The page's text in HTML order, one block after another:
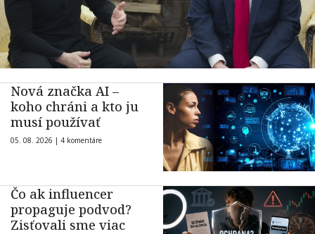
Nová značka AI –
koho chráni a kto ju
musí používať
05. 08. 2026 | 4 komentáre
Čo ak influencer
propaguje podvod?
Zisťovali sme viac